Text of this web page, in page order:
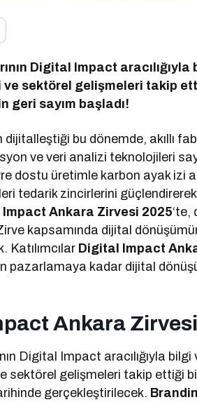
Digital Impact
ve sektörel gelişmeleri takip
geri sayım başladı!
bu dönemde, akıllı
ve veri analizi teknolojileri
dostu üretimle karbon ayak izi
tedarik zincirlerini
Impact Ankara Zirvesi 2025‘te,
kapsamında dijital
Katılımcılar Digital Impact
pazarlamaya kadar dijital
Ankara
Digital Impact aracılığıyla bilgi
sektörel gelişmeleri takip ettiği
gerçekleştirilecek.